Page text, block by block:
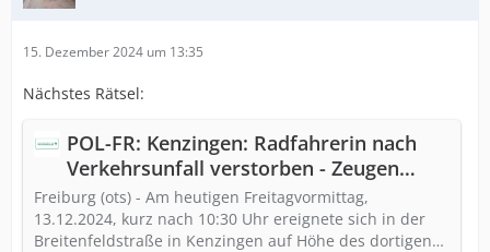
15. Dezember 2024 um 13:35
Nächstes Rätsel:
POL-FR: Kenzingen: Radfahrerin nach
Verkehrsunfall verstorben - Zeugen
gesucht
Freiburg (ots) - Am heutigen Freitagvormittag,
13.12.2024, kurz nach 10:30 Uhr ereignete sich in der
Breitenfeldstraße in Kenzingen auf Höhe des dortigen…